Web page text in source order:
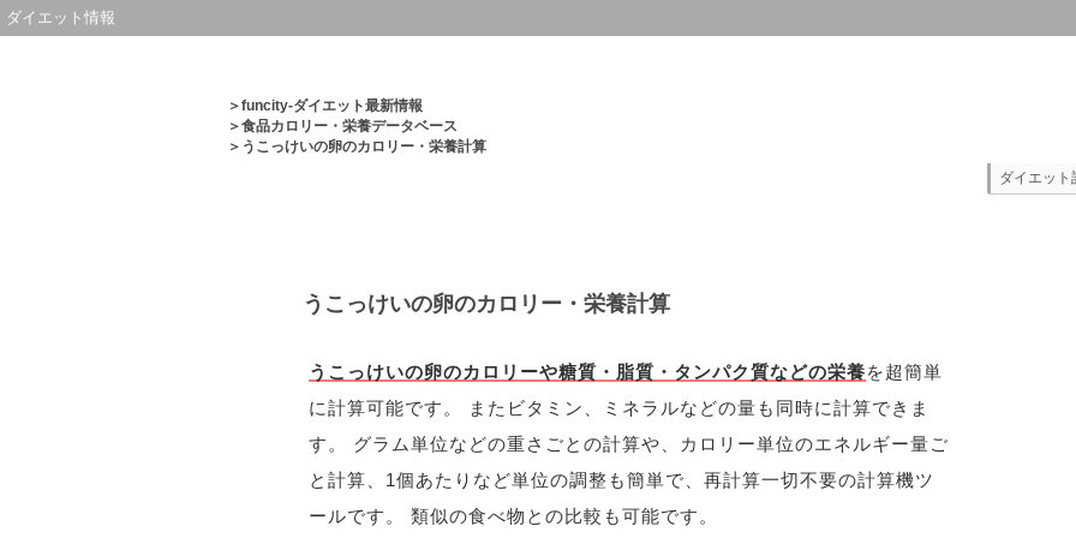
ダイエット情報
＞funcity-ダイエット最新情報
＞食品カロリー・栄養データベース
＞うこっけいの卵のカロリー・栄養計算
うこっけいの卵のカロリー・栄養計算
うこっけいの卵のカロリーや糖質・脂質・タンパク質などの栄養を超簡単
に計算可能です。 またビタミン、ミネラルなどの量も同時に計算できま
す。 グラム単位などの重さごとの計算や、カロリー単位のエネルギー量ご
と計算、1個あたりなど単位の調整も簡単で、再計算一切不要の計算機ツ
ールです。 類似の食べ物との比較も可能です。
ダイエット